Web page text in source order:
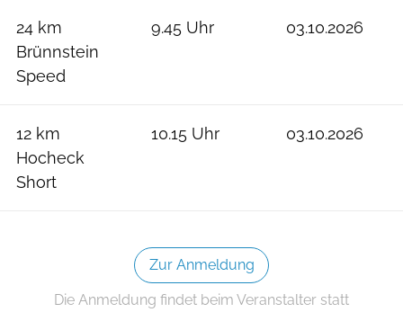
24 km
Brünnstein
Speed
9.45 Uhr 03.10.2026
12 km
Hocheck
Short
10.15 Uhr 03.10.2026
Zur Anmeldung
Die Anmeldung findet beim Veranstalter statt